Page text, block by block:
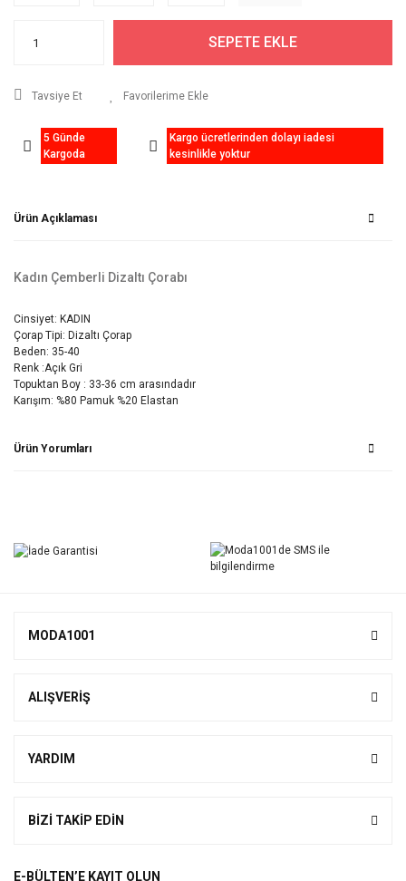
SEPETE EKLE
Tavsiye Et
5 Günde
Kargoda
Kargo ücretlerinden dolayı iadesi
kesinlikle yoktur
Ürün Açıklaması
Kadın Çemberli Dizaltı Çorabı
Cinsiyet: KADIN
Çorap Tipi: Dizaltı Çorap
Beden: 35-40
Renk :Açık Gri
Topuktan Boy : 33-36 cm arasındadır
Karışım: %80 Pamuk %20 Elastan
Ürün Yorumları
Yorum Yaz
MODA1001
ALIŞVERİŞ
YARDIM
BİZİ TAKİP EDİN
E-BÜLTEN’E KAYIT OLUN